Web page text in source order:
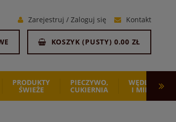
Zarejestruj / Zaloguj się Kontakt
KOSZYK (PUSTY)0.00 ZŁ
PRODUKTY
ŚWIEŻE
PIECZYWO,
CUKIERNIA
WĘDLINY
I MIĘSO